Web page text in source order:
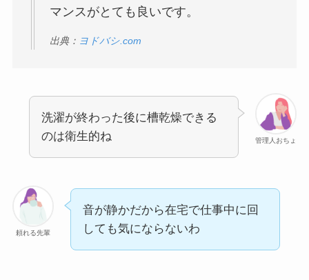
マンスがとても良いです。
出典： ヨドバシ.com
管理人おちょ
洗濯が終わった後に槽乾燥できる
のは衛生的ね
頼れる先輩
音が静かだから在宅で仕事中に回
しても気にならないわ